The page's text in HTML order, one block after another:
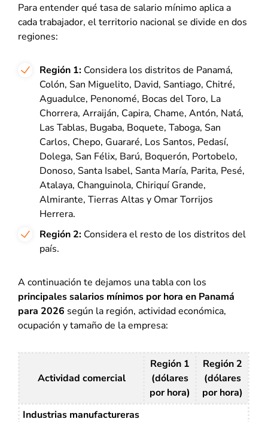
Para entender qué tasa de salario mínimo aplica a
cada trabajador, el territorio nacional se divide en dos
regiones:
Región 1: Considera los distritos de Panamá,
Colón, San Miguelito, David, Santiago, Chitré,
Aguadulce, Penonomé, Bocas del Toro, La
Chorrera, Arraiján, Capira, Chame, Antón, Natá,
Las Tablas, Bugaba, Boquete, Taboga, San
Carlos, Chepo, Guararé, Los Santos, Pedasí,
Dolega, San Félix, Barú, Boquerón, Portobelo,
Donoso, Santa Isabel, Santa María, Parita, Pesé,
Atalaya, Changuinola, Chiriquí Grande,
Almirante, Tierras Altas y Omar Torrijos
Herrera.
Región 2: Considera el resto de los distritos del
país.
A continuación te dejamos una tabla con los
principales salarios mínimos por hora en Panamá
para 2026 según la región, actividad económica,
ocupación y tamaño de la empresa:
Actividad comercial
Región 1
(dólares
por hora)
Región 2
(dólares
por hora)
Industrias manufactureras